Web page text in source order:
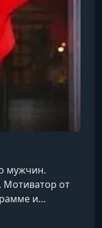
мужчин.
Мотиватор от
и